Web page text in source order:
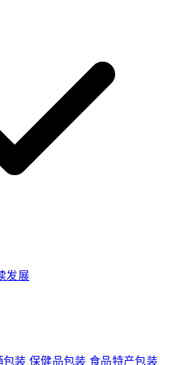
发展
包装 保健品包装 食品特产包装